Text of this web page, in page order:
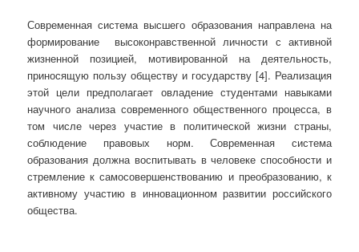
Современная система высшего образования направлена на
формирование высоконравственной личности с активной
жизненной позицией, мотивированной на деятельность,
приносящую пользу обществу и государству [4]. Реализация
этой цели предполагает овладение студентами навыками
научного анализа современного общественного процесса, в
том числе через участие в политической жизни страны,
соблюдение правовых норм. Современная система
образования должна воспитывать в человеке способности и
стремление к самосовершенствованию и преобразованию, к
активному участию в инновационном развитии российского
общества.